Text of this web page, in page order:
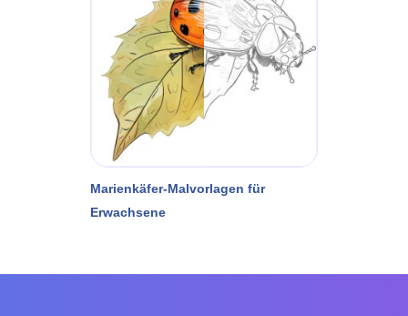
Marienkäfer-Malvorlagen für
Erwachsene